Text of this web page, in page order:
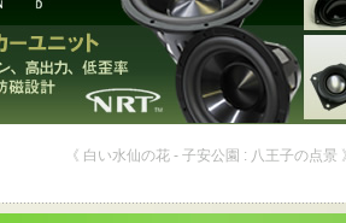
《 白い水仙の花 - 子安公園 : 八王子の点景